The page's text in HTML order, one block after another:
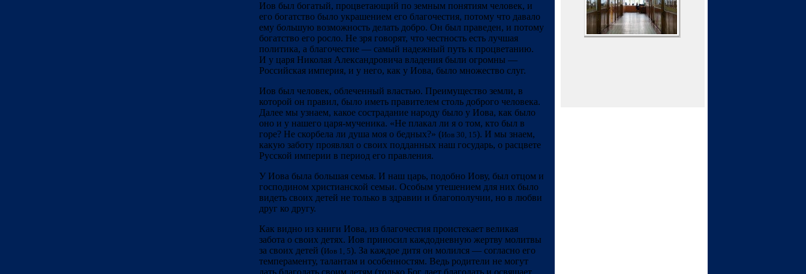
Иов был богатый, процветающий по земным понятиям человек, и
его богатство было украшением его благочестия, потому что давало
ему большую возможность делать добро. Он был праведен, и потому
богатство его росло. Не зря говорят, что честность есть лучшая
политика, а благочестие — самый надежный путь к процветанию.
И у царя Николая Александровича владения были огромны —
Российская империя, и у него, как у Иова, было множество слуг.
Иов был человек, облеченный властью. Преимущество земли, в
которой он правил, было иметь правителем столь доброго человека.
Далее мы узнаем, какое сострадание народу было у Иова, как было
оно и у нашего царя-мученика. «Не плакал ли я о том, кто был в
горе? Не скорбела ли душа моя о бедных?» (Иов 30, 15). И мы знаем,
какую заботу проявлял о своих подданных наш государь, о расцвете
Русской империи в период его правления.
У Иова была большая семья. И наш царь, подобно Иову, был отцом и
господином христианской семьи. Особым утешением для них было
видеть своих детей не только в здравии и благополучии, но в любви
друг ко другу.
Как видно из книги Иова, из благочестия проистекает великая
забота о своих детях. Иов приносил каждодневную жертву молитвы
за своих детей (Иов 1, 5). За каждое дитя он молился — согласно его
темпераменту, талантам и особенностям. Ведь родители не могут